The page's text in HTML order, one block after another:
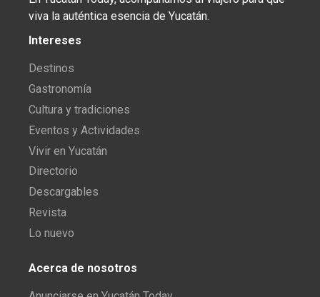
viva la auténtica esencia de Yucatán.
Intereses
Destinos
Gastronomía
Cultura y tradiciones
Eventos y Actividades
Vivir en Yucatán
Directorio
Descargables
Revista
Lo nuevo
Acerca de nosotros